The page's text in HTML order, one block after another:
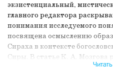
экзистенциальный,
главного редактора
понимания исследуемого
посвящена осмыслению
Сираха в контексте
Сиры. В статье К. А. Мозгова
катехизического